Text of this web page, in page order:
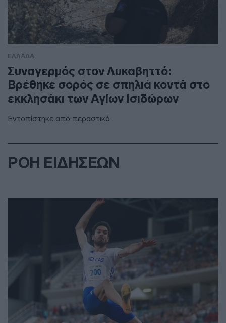
ΕΛΛΑΔΑ
Συναγερμός στον Λυκαβηττό:
Βρέθηκε σορός σε σπηλιά κοντά στο
εκκλησάκι των Αγίων Ισιδώρων
Εντοπίστηκε από περαστικό
ΡΟΗ ΕΙΔΗΣΕΩΝ